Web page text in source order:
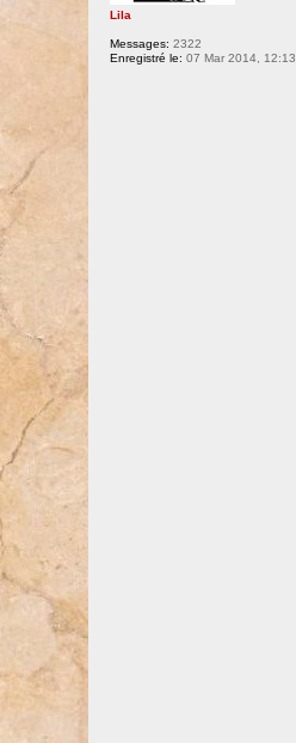
Lila
Messages: 2322
Enregistré le: 07 Mar 2014, 12:13